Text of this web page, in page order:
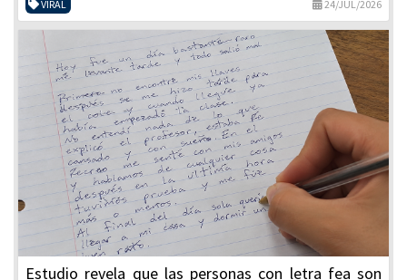
VIRAL 24/JUL/2026
Estudio revela que las personas con letra fea son